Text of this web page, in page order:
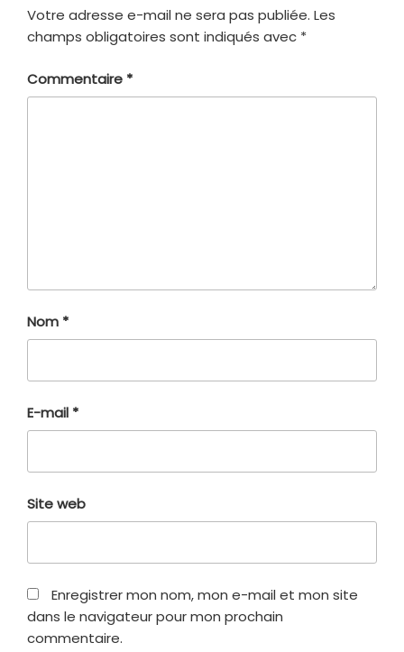
Votre adresse e-mail ne sera pas publiée. Les
champs obligatoires sont indiqués avec *
Commentaire *
Nom *
E-mail *
Site web
Enregistrer mon nom, mon e-mail et mon site
dans le navigateur pour mon prochain
commentaire.